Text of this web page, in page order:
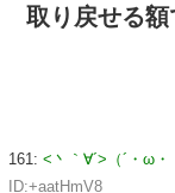
取り戻せる額
161: <丶｀∀´>（´・ω
ID:+aatHmV8